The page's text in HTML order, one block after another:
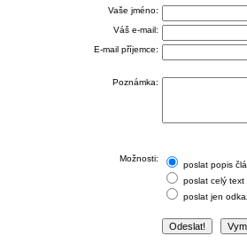
Vaše jméno:
Váš e-mail:
E-mail příjemce:
Poznámka:
Možnosti:
poslat popis
poslat celý text
poslat jen